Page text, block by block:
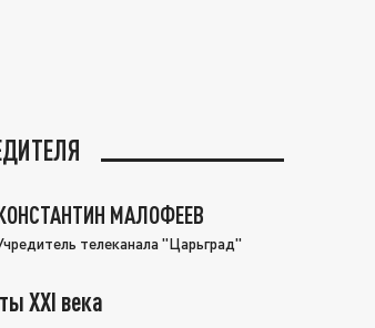
МАЛОФЕЕВ
телеканала "Царьград"
XXI века